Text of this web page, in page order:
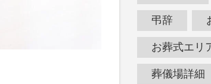
弔辞
お葬式エリ
葬儀場詳細